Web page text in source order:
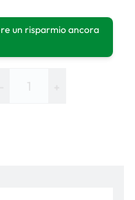
un risparmio ancora